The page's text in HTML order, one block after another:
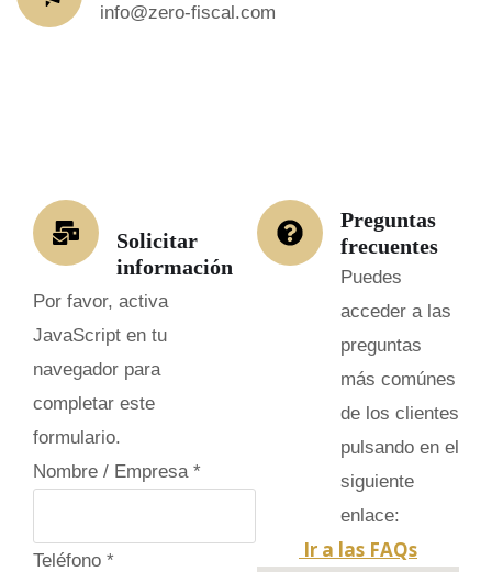
info@zero-fiscal.com
Solicitar
información
Por favor, activa
JavaScript en tu
navegador para
completar este
formulario.
Nombre / Empresa *
Teléfono *
Preguntas
frecuentes
Puedes
acceder a las
preguntas
más comúnes
de los clientes
pulsando en el
siguiente
enlace:
Ir a las FAQs